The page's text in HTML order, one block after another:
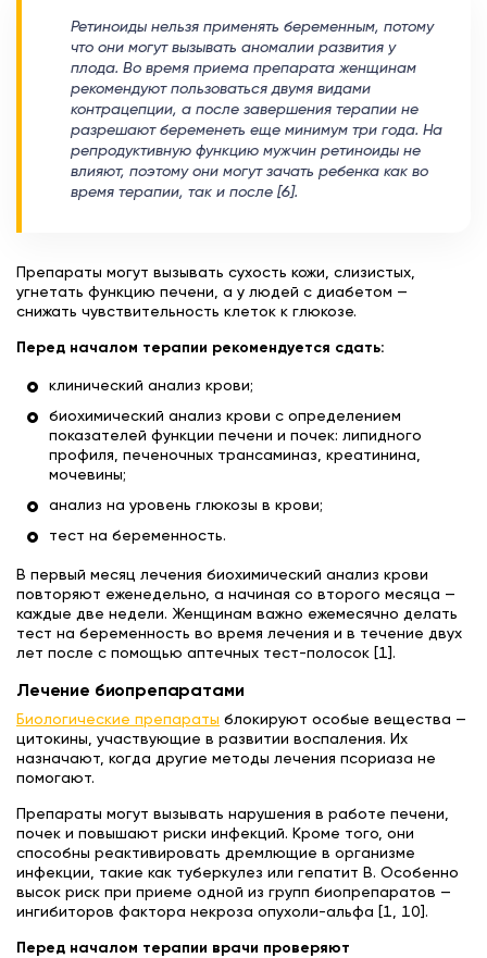
Ретиноиды нельзя применять беременным, потому
что они могут вызывать аномалии развития у
плода. Во время приема препарата женщинам
рекомендуют пользоваться двумя видами
контрацепции, а после завершения терапии не
разрешают беременеть еще минимум три года. На
репродуктивную функцию мужчин ретиноиды не
влияют, поэтому они могут зачать ребенка как во
время терапии, так и после [6].
Препараты могут вызывать сухость кожи, слизистых,
угнетать функцию печени, а у людей с диабетом —
снижать чувствительность клеток к глюкозе.
Перед началом терапии рекомендуется сдать:
клинический анализ крови;
биохимический анализ крови с определением
показателей функции печени и почек: липидного
профиля, печеночных трансаминаз, креатинина,
мочевины;
анализ на уровень глюкозы в крови;
тест на беременность.
В первый месяц лечения биохимический анализ крови
повторяют еженедельно, а начиная со второго месяца —
каждые две недели. Женщинам важно ежемесячно делать
тест на беременность во время лечения и в течение двух
лет после с помощью аптечных тест-полосок [1].
Лечение биопрепаратами
Биологические препараты блокируют особые вещества —
цитокины, участвующие в развитии воспаления. Их
назначают, когда другие методы лечения псориаза не
помогают.
Препараты могут вызывать нарушения в работе печени,
почек и повышают риски инфекций. Кроме того, они
способны реактивировать дремлющие в организме
инфекции, такие как туберкулез или гепатит В. Особенно
высок риск при приеме одной из групп биопрепаратов —
ингибиторов фактора некроза опухоли-альфа [1, 10].
Перед началом терапии врачи проверяют